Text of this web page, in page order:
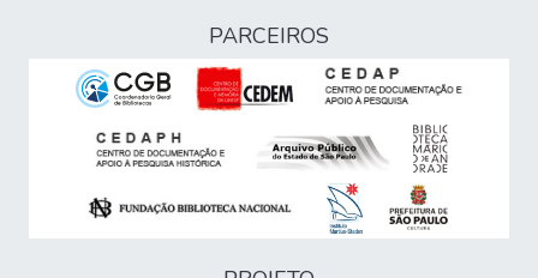
PARCEIROS